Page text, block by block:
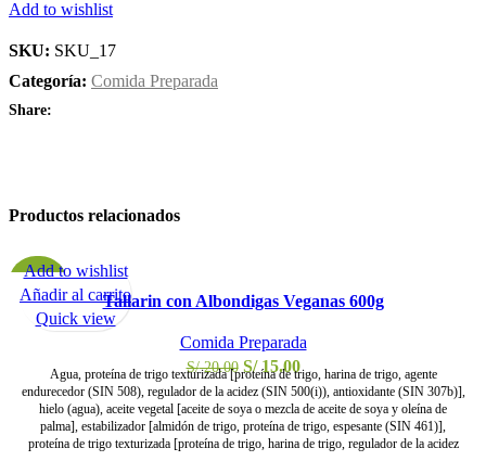
Add to wishlist
SKU: SKU_17
Categoría: Comida Preparada
Share:
Productos relacionados
-25%
Tallarin con Albondigas Veganas 600g
Comida Preparada
S/20.00 S/15.00
Agua, proteína de trigo texturizada [proteína de trigo, harina de trigo, agente
endurecedor (SIN 508), regulador de la acidez (SIN 500(i)), antioxidante (SIN 307b)],
hielo (agua), aceite vegetal [aceite de soya o mezcla de aceite de soya y oleína de
palma], estabilizador [almidón de trigo, proteína de trigo, espesante (SIN 461)],
proteína de trigo texturizada [proteína de trigo, harina de trigo, regulador de la acidez
Add to wishlist
Añadir al carrito
Quick view